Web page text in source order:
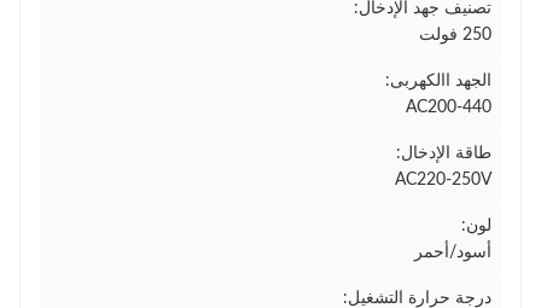
تصنيف جهد الإدخال:
250 فولت
الجهد االكهربى:
AC200-440
طاقة الإدخال:
AC220-250V
لون:
أسود/أحمر
درجة حرارة التشغيل: